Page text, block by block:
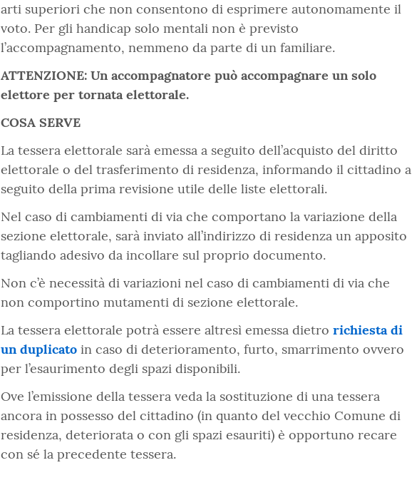
arti superiori che non consentono di esprimere autonomamente il
voto. Per gli handicap solo mentali non è previsto
l’accompagnamento, nemmeno da parte di un familiare.
ATTENZIONE: Un accompagnatore può accompagnare un solo
elettore per tornata elettorale.
COSA SERVE
La tessera elettorale sarà emessa a seguito dell’acquisto del diritto
elettorale o del trasferimento di residenza, informando il cittadino a
seguito della prima revisione utile delle liste elettorali.
Nel caso di cambiamenti di via che comportano la variazione della
sezione elettorale, sarà inviato all’indirizzo di residenza un apposito
tagliando adesivo da incollare sul proprio documento.
Non c’è necessità di variazioni nel caso di cambiamenti di via che
non comportino mutamenti di sezione elettorale.
La tessera elettorale potrà essere altresì emessa dietro richiesta di
un duplicatoin caso di deterioramento, furto, smarrimento ovvero
per l’esaurimento degli spazi disponibili.
Ove l’emissione della tessera veda la sostituzione di una tessera
ancora in possesso del cittadino (in quanto del vecchio Comune di
residenza, deteriorata o con gli spazi esauriti) è opportuno recare
con sé la precedente tessera.